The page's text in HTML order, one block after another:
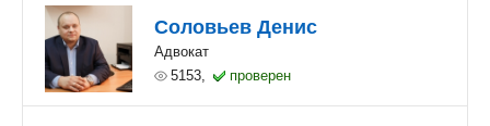
Соловьев Денис
Адвокат
5153,
проверен